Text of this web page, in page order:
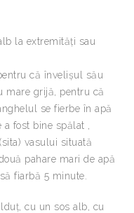
la extremităţi sau
că învelişul său
mare grijă, pentru că
se fierbe în apă
fost bine spălat ,
vasului situată
pahare mari de apă
fiarbă 5 minute.
cu un sos alb, cu